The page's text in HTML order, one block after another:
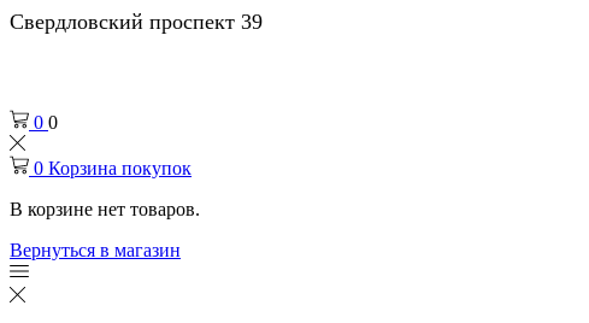
Свердловский проспект 39
0 0
0 Корзина покупок
В корзине нет товаров.
Вернуться в магазин